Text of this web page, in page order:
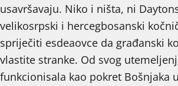
usavršavaju. Niko i ništa, ni
velikosrpski i hercegbosanski
spriječiti esdeaovce da građanski
vlastite stranke. Od svog
funkcionisala kao pokret Bošnjaka